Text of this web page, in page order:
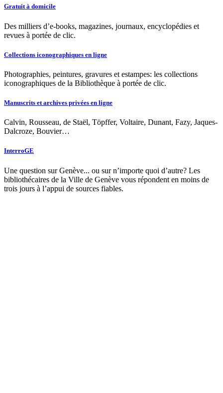
Gratuit à domicile
Des milliers d’e-books, magazines, journaux, encyclopédies et
revues à portée de clic.
Collections iconographiques en ligne
Photographies, peintures, gravures et estampes: les collections
iconographiques de la Bibliothèque à portée de clic.
Manuscrits et archives privées en ligne
Calvin, Rousseau, de Staël, Töpffer, Voltaire, Dunant, Fazy, Jaques-
Dalcroze, Bouvier…
InterroGE
Une question sur Genève... ou sur n’importe quoi d’autre? Les
bibliothécaires de la Ville de Genève vous répondent en moins de
trois jours à l’appui de sources fiables.